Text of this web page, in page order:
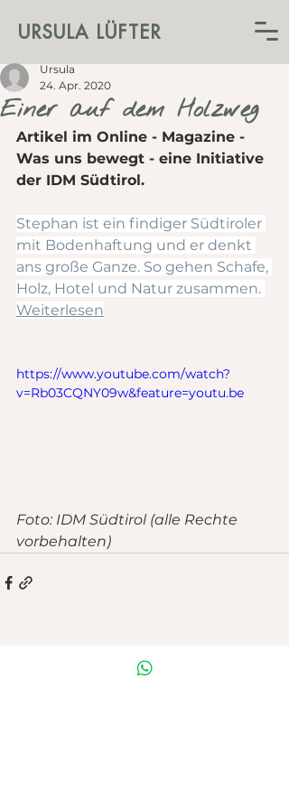
URSULA LÜFTER
Einer auf dem Holzweg
Ursula
24. Apr. 2020
Artikel im Online - Magazine -
Was uns bewegt - eine Initiative
der IDM Südtirol.
Stephan ist ein findiger Südtiroler
mit Bodenhaftung und er denkt
ans große Ganze. So gehen Schafe,
Holz, Hotel und Natur zusammen.
Weiterlesen
https://www.youtube.com/watch?
v=Rb03CQNY09w&feature=youtu.be
Foto: IDM Südtirol (alle Rechte
vorbehalten)